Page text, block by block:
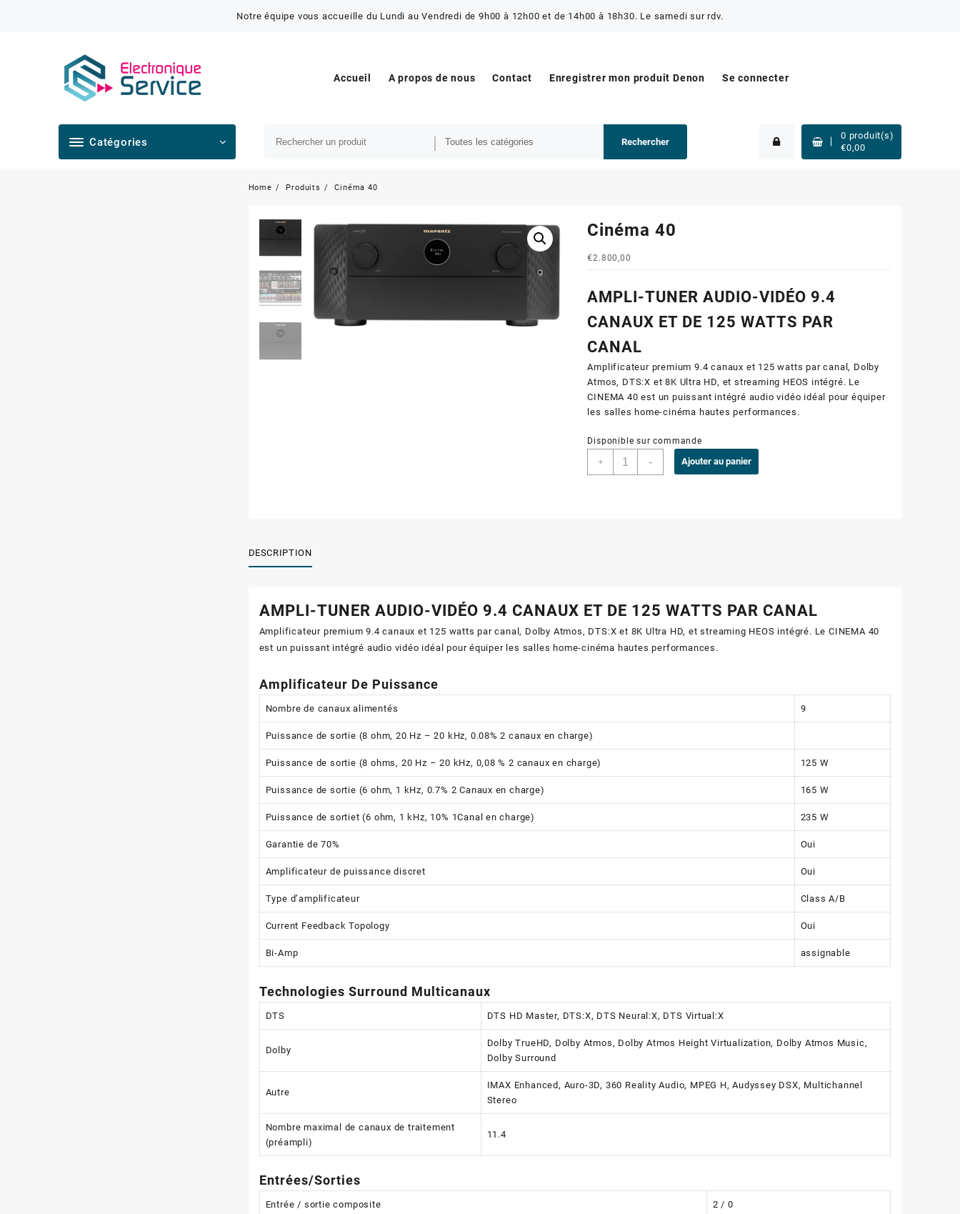
Notre équipe vous accueille du Lundi au Vendredi de 9h00 à 12h00 et de 14h00 à 18h30. Le samedi sur rdv.
Accueil A propos de nous Contact Enregistrer mon produit Denon Se connecter
Catégories Rechercher
0 produit(s)
€0,00
Home Produits Cinéma 40
Cinéma 40
€2.800,00
AMPLI-TUNER AUDIO-VIDÉO 9.4
CANAUX ET DE 125 WATTS PAR
CANAL
Amplificateur premium 9.4 canaux et 125 watts par canal, Dolby
Atmos, DTS:X et 8K Ultra HD, et streaming HEOS intégré. Le
CINEMA 40 est un puissant intégré audio vidéo idéal pour équiper
les salles home-cinéma hautes performances.
Disponible sur commande
+ - Ajouter au panier
DESCRIPTION
AMPLI-TUNER AUDIO-VIDÉO 9.4 CANAUX ET DE 125 WATTS PAR CANAL
Amplificateur premium 9.4 canaux et 125 watts par canal, Dolby Atmos, DTS:X et 8K Ultra HD, et streaming HEOS intégré. Le CINEMA 40
est un puissant intégré audio vidéo idéal pour équiper les salles home-cinéma hautes performances.
Amplificateur De Puissance
Nombre de canaux alimentés 9
Puissance de sortie (8 ohm, 20 Hz – 20 kHz, 0.08% 2 canaux en charge)
Puissance de sortie (8 ohms, 20 Hz – 20 kHz, 0,08 % 2 canaux en charge) 125 W
Puissance de sortie (6 ohm, 1 kHz, 0.7% 2 Canaux en charge) 165 W
Puissance de sortiet (6 ohm, 1 kHz, 10% 1Canal en charge) 235 W
Garantie de 70% Oui
Amplificateur de puissance discret Oui
Type d’amplificateur Class A/B
Current Feedback Topology Oui
Bi-Amp assignable
Technologies Surround Multicanaux
DTS DTS HD Master, DTS:X, DTS Neural:X, DTS Virtual:X
Dolby
Dolby TrueHD, Dolby Atmos, Dolby Atmos Height Virtualization, Dolby Atmos Music,
Dolby Surround
Autre
IMAX Enhanced, Auro-3D, 360 Reality Audio, MPEG H, Audyssey DSX, Multichannel
Stereo
Nombre maximal de canaux de traitement
(préampli)
11.4
Entrées/Sorties
Entrée / sortie composite 2 / 0